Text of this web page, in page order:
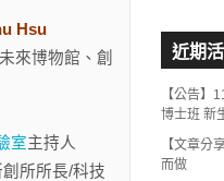
Hsu
來博物館、創
室主持人
所所長/科技
近期
【公告】
博士班 新
【文章分
而做